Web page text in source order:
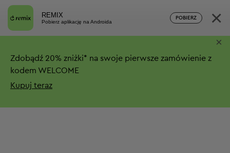
REMIX
Pobierz aplikację na Androida
POBIERZ ×
Zdobądź 20% zniżki* na swoje pierwsze zamówienie z
kodem WELCOME
Kupuj teraz
×